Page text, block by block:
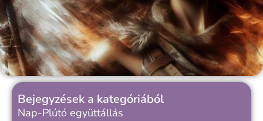
Bejegyzések a kategóriából
Nap-Plútó együttállás